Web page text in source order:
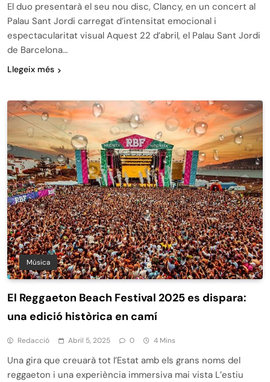
El duo presentarà el seu nou disc, Clancy, en un concert al
Palau Sant Jordi carregat d’intensitat emocional i
espectacularitat visual Aquest 22 d’abril, el Palau Sant Jordi
de Barcelona…
Llegeix més
Música
El Reggaeton Beach Festival 2025 es dispara:
una edició històrica en camí
Redacció Abril 5, 2025 0 4 Mins
Una gira que creuarà tot l’Estat amb els grans noms del
reggaeton i una experiència immersiva mai vista L’estiu